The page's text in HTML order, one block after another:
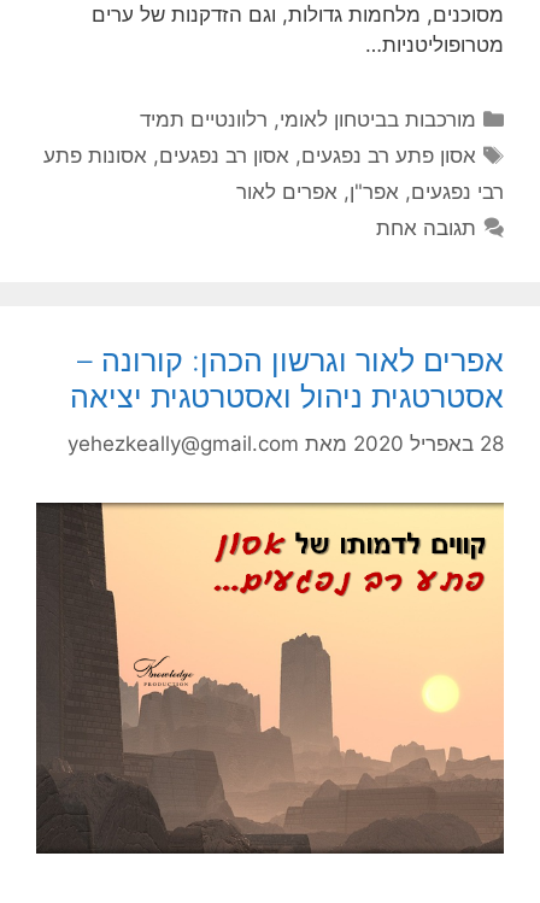
מסוכנים, מלחמות גדולות, וגם הזדקנות של ערים
מטרופוליטניות…
קטגוריות
מורכבות בביטחון לאומי, רלוונטיים תמיד
תגיות
אסון פתע רב נפגעים, אסון רב נפגעים, אסונות פתע
רבי נפגעים, אפר"ן, אפרים לאור
תגובה אחת
אפרים לאור וגרשון הכהן: קורונה –
אסטרטגית ניהול ואסטרטגית יציאה
28 באפריל 2020 מאת yehezkeally@gmail.com